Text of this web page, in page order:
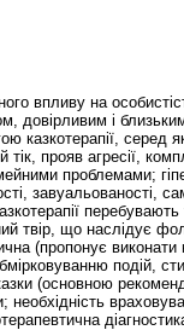
впливу на
довірливим і
казкотерапії,
тік, прояв агресії,
проблемами;
завуальованості,
твір, що наслідує
(пропонує виконати
подій,
(основною
необхідність